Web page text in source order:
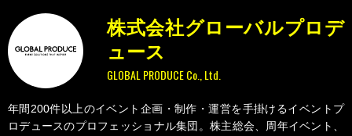
GLOBAL PRODUCE Co., Ltd.
株式会社グローバルプロデ
ュース
年間200件以上のイベント企画・制作・運営を手掛けるイベントプ
ロデュースのプロフェッショナル集団。株主総会、周年イベント、